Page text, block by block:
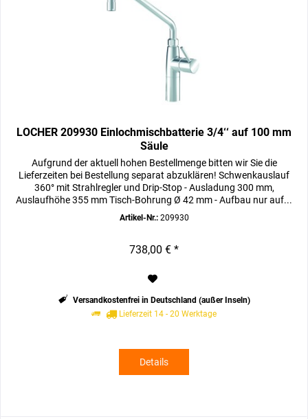
LOCHER 209930 Einlochmischbatterie 3/4‘‘ auf 100 mm
Säule
Aufgrund der aktuell hohen Bestellmenge bitten wir Sie die
Lieferzeiten bei Bestellung separat abzuklären! Schwenkauslauf
360° mit Strahlregler und Drip-Stop - Ausladung 300 mm,
Auslaufhöhe 355 mm Tisch-Bohrung Ø 42 mm - Aufbau nur auf...
Artikel-Nr.:209930
738,00 € *
Versandkostenfrei in Deutschland (außer Inseln)
Lieferzeit 14 - 20 Werktage
Details